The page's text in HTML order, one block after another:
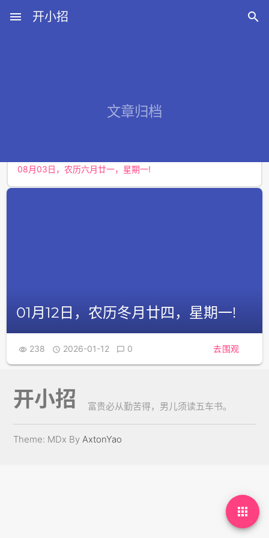
menu 开小招 
文章归档
01月12日，农历冬月廿四，星期一!
 238  2026-01-12  0 去围观

开小招 富贵必从勤苦得，男儿须读五车书。
Theme: MDx ByAxtonYao
08月07日，农历六月廿五，星期五!
08月03日，农历六月廿一，星期一!